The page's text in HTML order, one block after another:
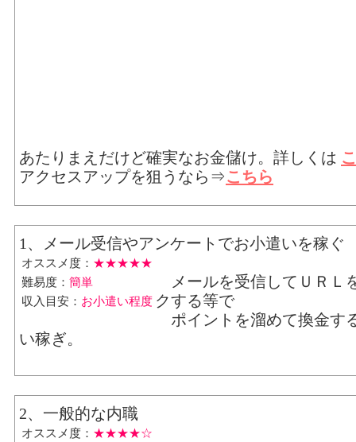
あたりまえだけど確実なお金儲け。詳しくは
アクセスアップを狙うなら⇒こちら
1、メール受信やアンケートでお小遣いを稼ぐ
オススメ度： ★★★★★
難易度： 簡単
収入目安： お小遣い程度
メールを受信してＵＲＬ
クする等で
ポイントを溜めて換金す
い稼ぎ。
2、一般的な内職
オススメ度： ★★★★☆